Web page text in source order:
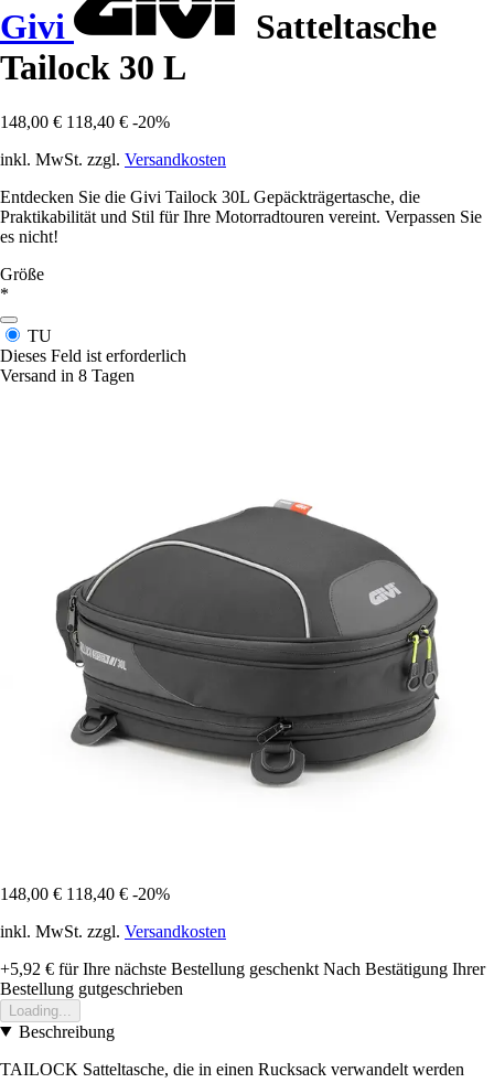
Givi
Satteltasche
Tailock 30 L
148,00 € 118,40 € -20%
inkl. MwSt. zzgl. Versandkosten
Entdecken Sie die Givi Tailock 30L Gepäckträgertasche, die
Praktikabilität und Stil für Ihre Motorradtouren vereint. Verpassen Sie
es nicht!
Größe
*
TU
Dieses Feld ist erforderlich
Versand in 8 Tagen
148,00 € 118,40 € -20%
inkl. MwSt. zzgl. Versandkosten
+5,92 € für Ihre nächste Bestellung geschenkt Nach Bestätigung Ihrer
Bestellung gutgeschrieben
Loading...
Beschreibung
TAILOCK Satteltasche, die in einen Rucksack verwandelt werden